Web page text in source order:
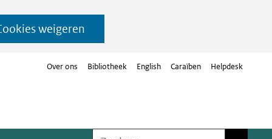
weigeren
Over ons Bibliotheek English Caraïben Helpdesk